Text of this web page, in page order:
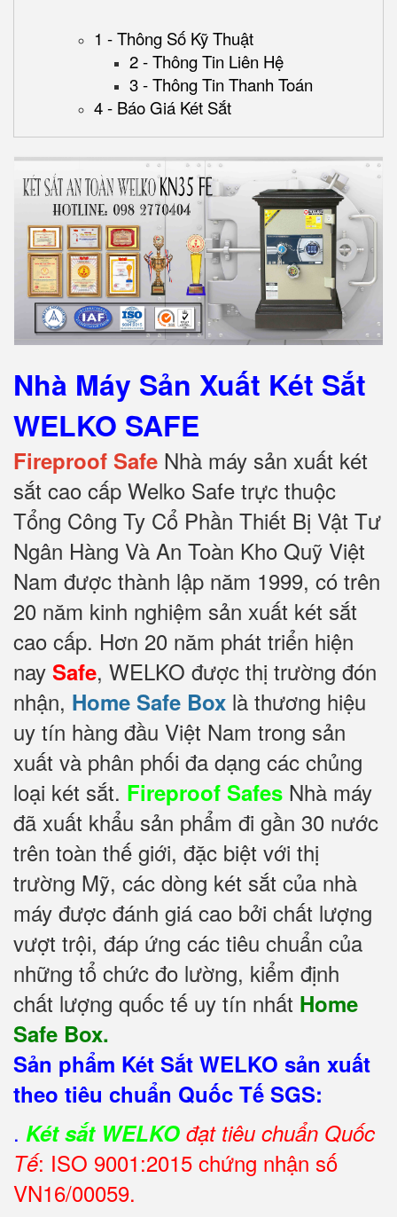
1 - Thông Số Kỹ Thuật
2 - Thông Tin Liên Hệ
3 - Thông Tin Thanh Toán
4 - Báo Giá Két Sắt
Nhà Máy Sản Xuất Két Sắt
WELKO SAFE
Fireproof Safe Nhà máy sản xuất két
sắt cao cấp Welko Safe trực thuộc
Tổng Công Ty Cổ Phần Thiết Bị Vật Tư
Ngân Hàng Và An Toàn Kho Quỹ Việt
Nam được thành lập năm 1999, có trên
20 năm kinh nghiệm sản xuất két sắt
cao cấp. Hơn 20 năm phát triển hiện
nay Safe, WELKO được thị trường đón
nhận, Home Safe Box là thương hiệu
uy tín hàng đầu Việt Nam trong sản
xuất và phân phối đa dạng các chủng
loại két sắt. Fireproof Safes Nhà máy
đã xuất khẩu sản phẩm đi gần 30 nước
trên toàn thế giới, đặc biệt với thị
trường Mỹ, các dòng két sắt của nhà
máy được đánh giá cao bởi chất lượng
vượt trội, đáp ứng các tiêu chuẩn của
những tổ chức đo lường, kiểm định
chất lượng quốc tế uy tín nhất Home
Safe Box.
Sản phẩm Két Sắt WELKO sản xuất
theo tiêu chuẩn Quốc Tế SGS:
. Két sắt WELKO đạt tiêu chuẩn Quốc
Tế: ISO 9001:2015 chứng nhận số
VN16/00059.